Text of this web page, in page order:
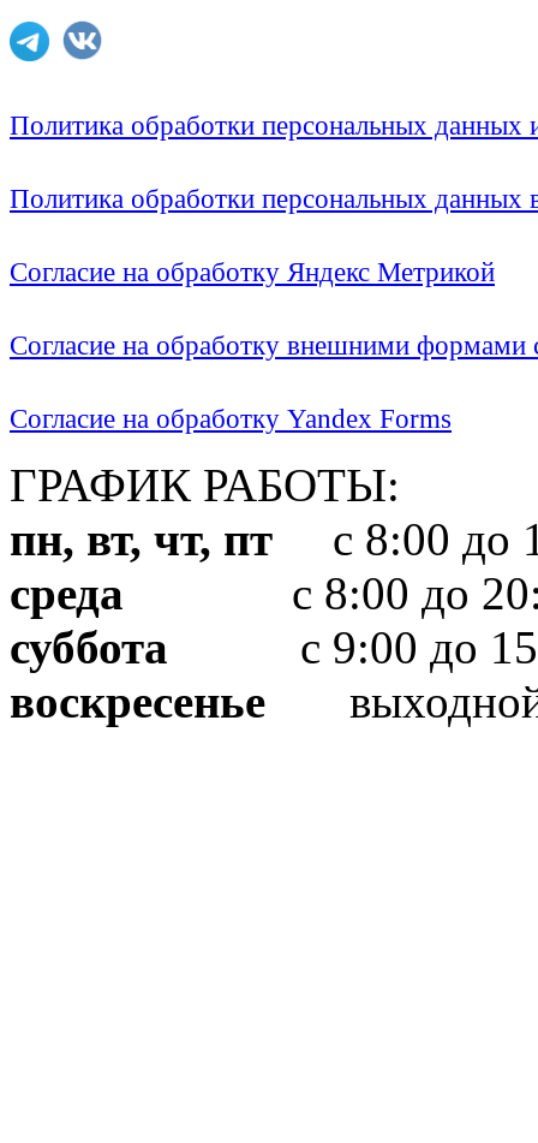
Политика обработки персональных
Политика обработки персональных
Согласие на обработку Яндекс Метрикой
Согласие на обработку внешними формами
Согласие на обработку Yandex Forms
ГРАФИК РАБОТЫ:
пн, вт, чт, пт с 8:00 до
среда с 8:00 до
суббота с 9:00 до
воскресенье